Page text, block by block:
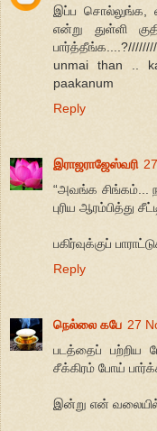
இப்ப சொல்லுங்க,
என்று துள்ளி
பார்த்தீங்க....?////////
unmai than ..
paakanum
Reply
இராஜராஜேஸ்வரி
“அவங்க சிங்கம்...
புரிய ஆரம்பித்து
பகிர்வுக்குப்
Reply
நெல்லை கபே 27
படத்தைப் பற்றிய
சீக்கிரம் போய்
இன்று என்